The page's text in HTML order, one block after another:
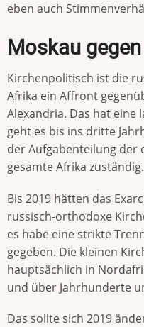
eben auch
Moskau
Kirchenpolitisch ist die
Afrika ein Affront
Alexandria. Das hat eine
geht es bis ins dritte
der Aufgabenteilung der
gesamte Afrika zuständig.
Bis 2019 hätten das
russisch-orthodoxe
es habe eine strikte
gegeben. Die kleinen
hauptsächlich in
und über Jahrhunderte
Das sollte sich 2019